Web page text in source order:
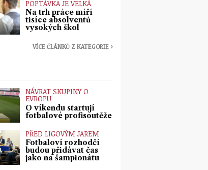
POPTÁVKA JE VELKÁ
Na trh práce míří
tisíce absolventů
vysokých škol
VÍCE ČLÁNKŮ Z KATEGORIE ›
NÁVRAT SKUPINY O
EVROPU
O víkendu startují
fotbalové profisoutěže
PŘED LIGOVÝM JAREM
Fotbaloví rozhodčí
budou přidávat čas
jako na šampionátu